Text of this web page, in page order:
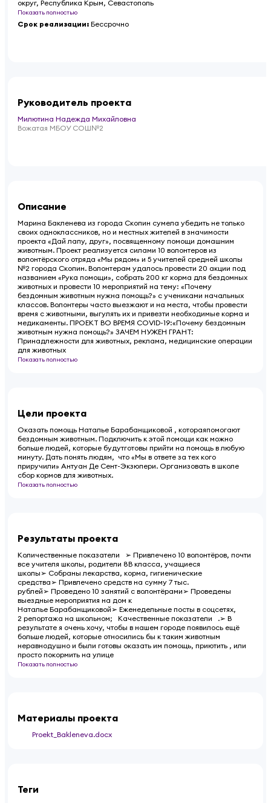
округ, Республика Крым, Севастополь
Показать полностью
Срок реализации: Бессрочно
Руководитель проекта
Милютина Надежда Михайловна
Вожатая МБОУ СОШ№2
Описание
Марина Бакленева из города Скопин сумела убедить не только
своих одноклассников, но и местных жителей в значимости
проекта «Дай лапу, друг», посвященному помощи домашним
животным. Проект реализуется силами 10 волонтеров из
волонтёрского отряда «Мы рядом» и 5 учителей средней школы
№2 города Скопин. Волонтерам удалось провести 20 акции под
названием «Рука помощи», собрать 200 кг корма для бездомных
животных и провести 10 мероприятий на тему: «Почему
бездомным животным нужна помощь?» с учениками начальных
классов. Волонтеры часто выезжают и на места, чтобы провести
время с животными, выгулять их и привезти необходимые корма и
медикаменты. ПРОЕКТ ВО ВРЕМЯ COVID-19:«Почему бездомным
животным нужна помощь?» ЗАЧЕМ НУЖЕН ГРАНТ:
Принадлежности для животных, реклама, медицинские операции
для животных
Показать полностью
Цели проекта
Оказать помощь Наталье Барабанщиковой , котораяпомогают
бездомным животным. Подключить к этой помощи как можно
больше людей, которые будутготовы прийти на помощь в любую
минуту. Дать понять людям, что «Мы в ответе за тех кого
приручили» Антуан Де Сент-Экзюпери. Организовать в школе
сбор кормов для животных.
Показать полностью
Результаты проекта
Количественные показатели ➢ Привлечено 10 волонтёров, почти
все учителя школы, родители 8В класса, учащиеся
школы➢ Собраны лекарства, корма, гигиенические
средства➢ Привлечено средств на сумму 7 тыс.
рублей➢ Проведено 10 занятий с волонтёрами➢ Проведены
выездные мероприятия на дом к
Наталье Барабанщиковой➢ Еженедельные посты в соцсетях,
2 репортажа на школьном; Качественные показатели .➢ В
результате я очень хочу, чтобы в нашем городе появилось ещё
больше людей, которые относились бы к таким животным
неравнодушно и были готовы оказать им помощь, приютить , или
просто покормить на улице
Показать полностью
Материалы проекта
Proekt_Bakleneva.docx
Теги